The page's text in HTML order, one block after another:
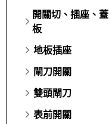
開關切、插座、蓋
板
地板插座
閘刀開關
雙頭閘刀
表前開關